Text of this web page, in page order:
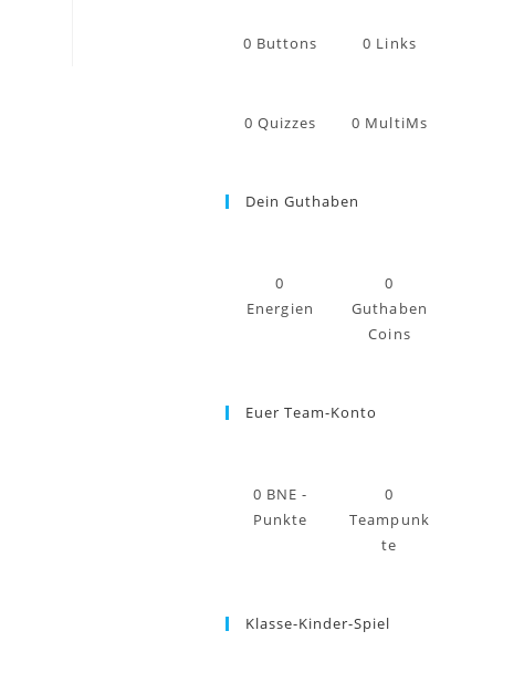
0 Buttons 0 Links
0 Quizzes 0 MultiMs
Dein Guthaben
0
Energien
0
Guthaben
Coins
Euer Team-Konto
0 BNE -
Punkte
0
Teampunk
te
Klasse-Kinder-Spiel